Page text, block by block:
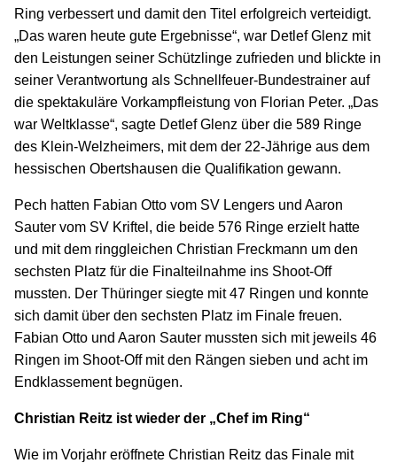
Ring verbessert und damit den Titel erfolgreich verteidigt.
„Das waren heute gute Ergebnisse“, war Detlef Glenz mit
den Leistungen seiner Schützlinge zufrieden und blickte in
seiner Verantwortung als Schnellfeuer-Bundestrainer auf
die spektakuläre Vorkampfleistung von Florian Peter. „Das
war Weltklasse“, sagte Detlef Glenz über die 589 Ringe
des Klein-Welzheimers, mit dem der 22-Jährige aus dem
hessischen Obertshausen die Qualifikation gewann.
Pech hatten Fabian Otto vom SV Lengers und Aaron
Sauter vom SV Kriftel, die beide 576 Ringe erzielt hatte
und mit dem ringgleichen Christian Freckmann um den
sechsten Platz für die Finalteilnahme ins Shoot-Off
mussten. Der Thüringer siegte mit 47 Ringen und konnte
sich damit über den sechsten Platz im Finale freuen.
Fabian Otto und Aaron Sauter mussten sich mit jeweils 46
Ringen im Shoot-Off mit den Rängen sieben und acht im
Endklassement begnügen.
Christian Reitz ist wieder der „Chef im Ring“
Wie im Vorjahr eröffnete Christian Reitz das Finale mit